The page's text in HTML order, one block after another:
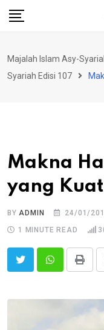
Skip
Majalah Islam Asy-
Syariah Edisi 107
Makna
yang
BY ADMIN 24/01/
1 MINUTE READ
Print